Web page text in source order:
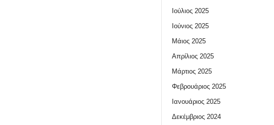
Ιούλιος 2025
Ιούνιος 2025
Μάιος 2025
Απρίλιος 2025
Μάρτιος 2025
Φεβρουάριος 2025
Ιανουάριος 2025
Δεκέμβριος 2024